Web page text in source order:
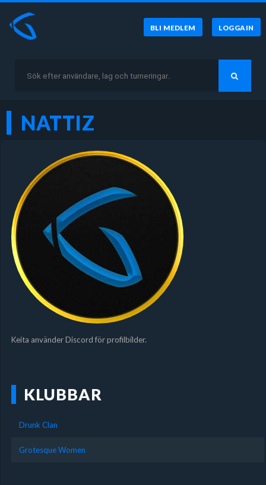
BLI MEDLEM LOGGA IN
NATTIZ
Keita använder Discord för profilbilder.
KLUBBAR
Drunk Clan
Grotesque Women